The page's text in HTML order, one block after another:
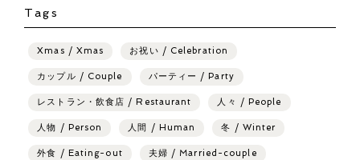
Tags
Xmas / Xmas お祝い / Celebration
カップル / Couple パーティー / Party
レストラン・飲食店 / Restaurant 人々 / People
人物 / Person 人間 / Human 冬 / Winter
外食 / Eating-out 夫婦 / Married-couple